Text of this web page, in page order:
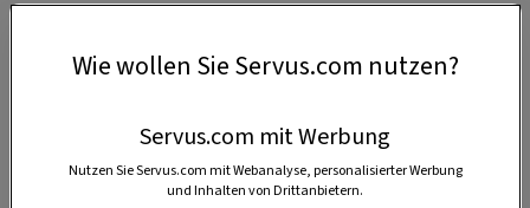
30 Minuten
Wie wollen Sie Servus.com nutzen?
Servus.com mit Werbung
Nutzen Sie Servus.com mit Webanalyse, personalisierter Werbung
und Inhalten von Drittanbietern.